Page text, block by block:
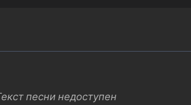
песни недоступен